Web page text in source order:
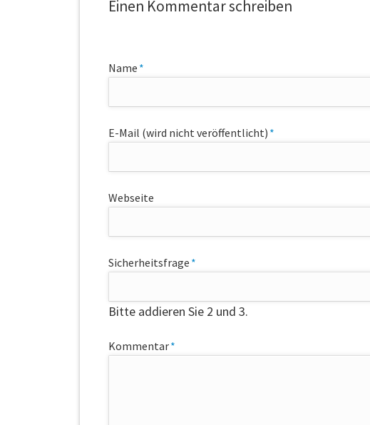
Einen Kommentar schreiben
Pflichtfeld
Name *
Pflichtfeld
E-Mail (wird nicht veröffentlicht) *
Webseite
Pflichtfeld
Sicherheitsfrage *
Bitte addieren Sie 2 und 3.
Pflichtfeld
Kommentar*